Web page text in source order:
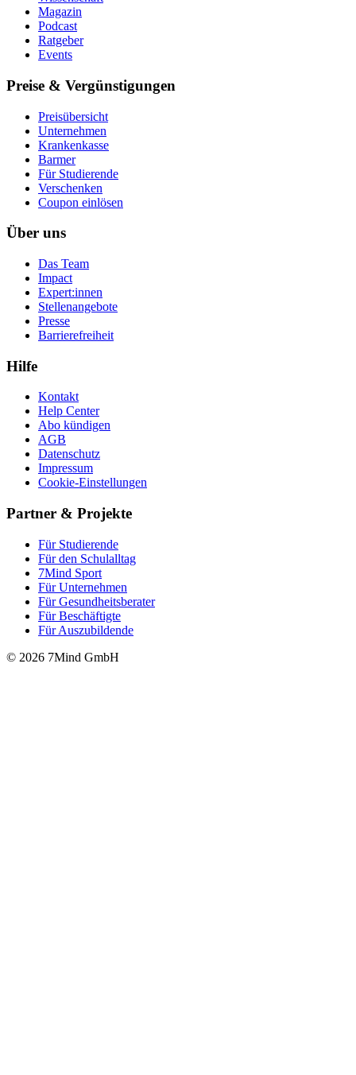
Magazin
Podcast
Ratgeber
Events
Preise & Vergünstigungen
Preisübersicht
Unternehmen
Krankenkasse
Barmer
Für Studierende
Ver­schen­ken
Coupon einlösen
Über uns
Das Team
Impact
Expert:innen
Stellenangebote
Presse
Barrierefreiheit
Hilfe
Kontakt
Help Center
Abo kündigen
AGB
Datenschutz
Impressum
Cookie-Einstellungen
Partner & Projekte
Für Stu­die­rende
Für den Schulalltag
7Mind Sport
Für Unter­neh­men
Für Gesund­heits­be­ra­ter
Für Beschäftigte
Für Auszubildende
© 2026 7Mind GmbH